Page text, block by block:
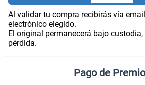
Al validar tu compra recibirás vía
electrónico elegido.
El original permanecerá bajo
pérdida.
Pago de